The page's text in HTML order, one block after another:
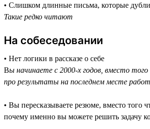
• Слишком длинные письма, которые
Такие редко читают
На собеседовании
• Нет логики в рассказе о себе
Вы начинаете с 2000-х годов, вместо
про результаты на последнем месте
• Вы пересказываете резюме, вместо того
почему именно вы можете решить задачу